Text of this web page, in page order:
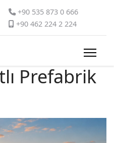
+90 535 873 0 666
+90 462 224 2 224
Prefabrik